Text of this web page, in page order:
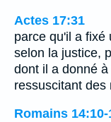
Actes 17:31
parce qu'il a fixé
selon la justice,
dont il a donné
ressuscitant des
Romains 14:10-